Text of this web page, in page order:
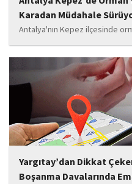
Karadan Müdahale
Antalya'nın Kepez ilçesinde
ve karadan müdahale ediliyor.
Yargıtay’dan Dikkat
Boşanma Davalarında